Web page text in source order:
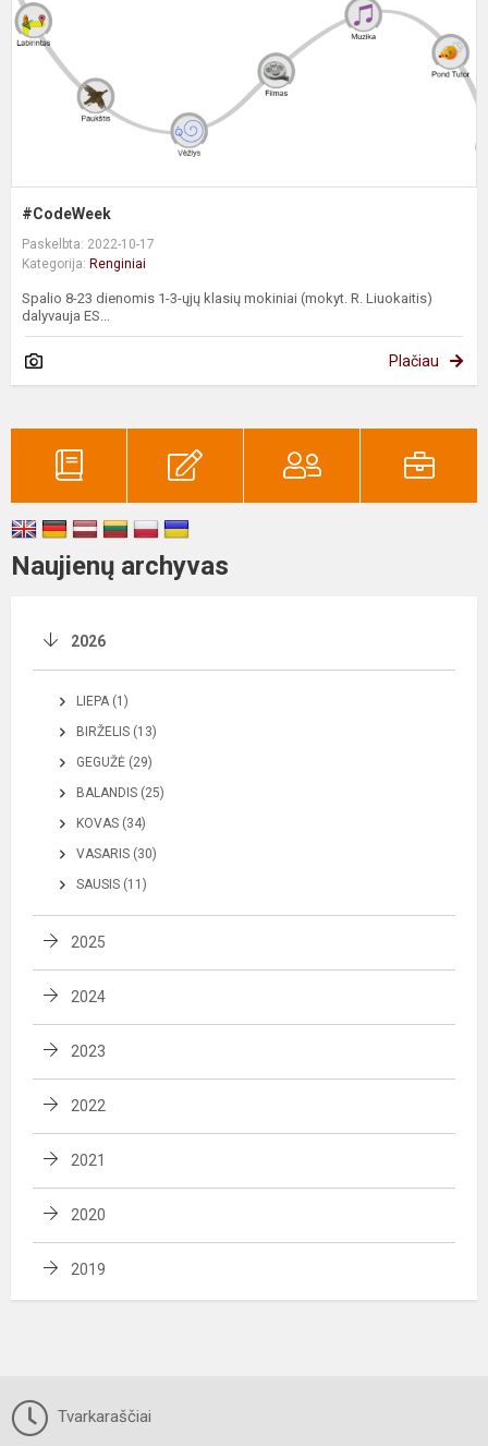
#CodeWeek
Paskelbta: 2022-10-17
Kategorija: Renginiai
Spalio 8-23 dienomis 1-3-ųjų klasių mokiniai (mokyt. R. Liuokaitis)
dalyvauja ES...
Plačiau
Naujienų archyvas
2026
LIEPA (1)
BIRŽELIS (13)
GEGUŽĖ (29)
BALANDIS (25)
KOVAS (34)
VASARIS (30)
SAUSIS (11)
2025
2024
2023
2022
2021
2020
2019
Tvarkaraščiai